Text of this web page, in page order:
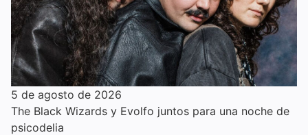
5 de agosto de 2026
The Black Wizards y Evolfo juntos para una noche de
psicodelia